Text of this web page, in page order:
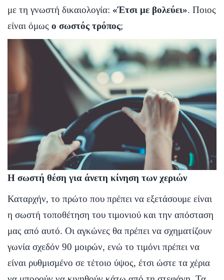
με τη γνωστή δικαιολογία: «Έτσι με βολεύει». Ποιος
είναι όμως ο σωστός τρόπος;
Η σωστή θέση για άνετη κίνηση των χεριών
Καταρχήν, το πρώτο που πρέπει να εξετάσουμε είναι
η σωστή τοποθέτηση του τιμονιού και την απόσταση
μας από αυτό. Οι αγκώνες θα πρέπει να σχηματίζουν
γωνία σχεδόν 90 μοιρών, ενώ το τιμόνι πρέπει να
είναι ρυθμισμένο σε τέτοιο ύψος, έτσι ώστε τα χέρια